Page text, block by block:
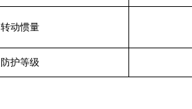
转动惯量
防护等级